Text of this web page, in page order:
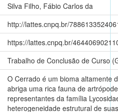
Silva Filho, Fábio Carlos da
http://lattes.cnpq.br/
https://lattes.cnpq.br/
Trabalho de Conclusão de Curso
O Cerrado é um bioma altamente
abriga uma rica fauna de
representantes da família
heterogeneidade estrutural de